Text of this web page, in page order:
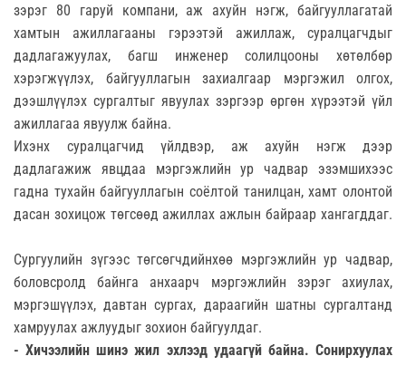
зэрэг 80 гаруй компани, аж ахуйн нэгж, байгууллагатай
хамтын ажиллагааны гэрээтэй ажиллаж, суралцагчдыг
дадлагажуулах, багш инженер солилцооны хөтөлбөр
хэрэгжүүлэх, байгууллагын захиалгаар мэргэжил олгох,
дээшлүүлэх сургалтыг явуулах зэргээр өргөн хүрээтэй үйл
ажиллагаа явуулж байна.
Ихэнх суралцагчид үйлдвэр, аж ахуйн нэгж дээр
дадлагажиж явцдаа мэргэжлийн ур чадвар эзэмшихээс
гадна тухайн байгууллагын соёлтой танилцан, хамт олонтой
дасан зохицож төгсөөд ажиллах ажлын байраар хангагддаг.
Сургуулийн зүгээс төгсөгчдийнхөө мэргэжлийн ур чадвар,
боловсролд байнга анхаарч мэргэжлийн зэрэг ахиулах,
мэргэшүүлэх, давтан сургах, дараагийн шатны сургалтанд
хамруулах ажлуудыг зохион байгуулдаг.
- Хичээлийн шинэ жил эхлээд удаагүй байна. Сонирхуулах